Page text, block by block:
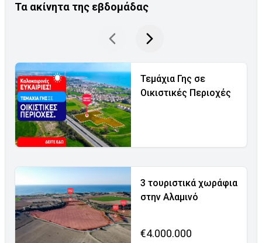
Τα ακίνητα της εβδομάδας
Τεμάχια Γης σε
Οικιστικές Περιοχές
3 τουριστικά χωράφια
στην Αλαμινό
€4.000.000